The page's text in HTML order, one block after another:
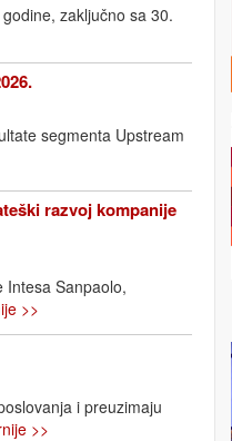
zaključno sa 30.
segmenta Upstream
razvoj kompanije
Intesa Sanpaolo,
>>
i preuzimaju
>>